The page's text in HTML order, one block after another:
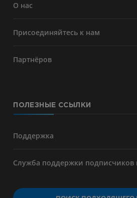
О нас
Присоединяйтесь к нам
Партнёров
ПОЛЕЗНЫЕ ССЫЛКИ
Поддержка
Служба поддержки подписчиков